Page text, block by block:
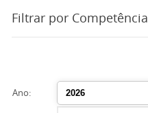
Filtrar por Competência
Ano: